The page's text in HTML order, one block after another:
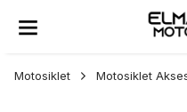
Motosiklet Motosiklet